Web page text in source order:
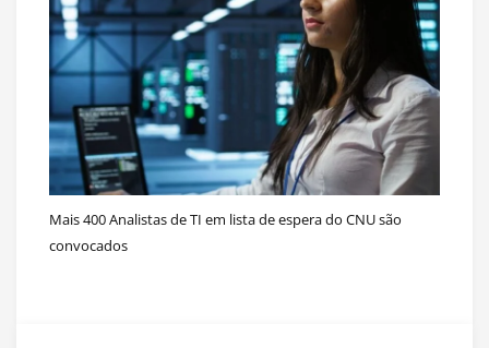
Mais 400 Analistas de TI em lista de espera do CNU são
convocados